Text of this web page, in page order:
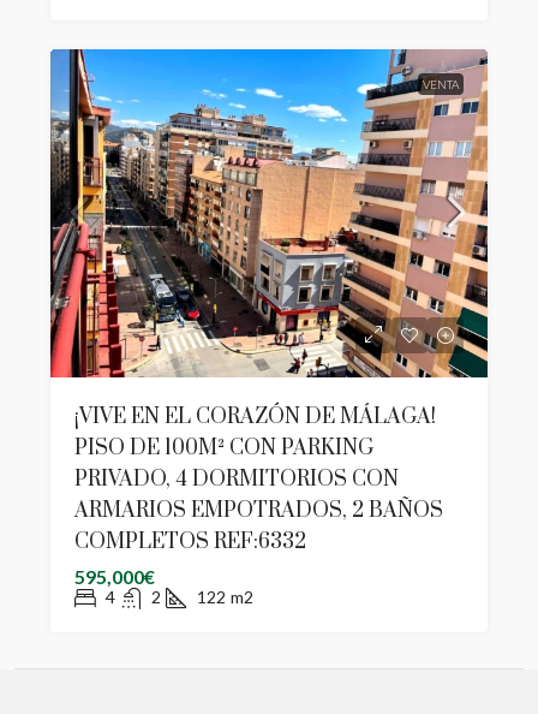
VENTA
¡VIVE EN EL CORAZÓN DE MÁLAGA!
PISO DE 100M² CON PARKING
PRIVADO, 4 DORMITORIOS CON
ARMARIOS EMPOTRADOS, 2 BAÑOS
COMPLETOS REF:6332
595,000€
4 2 122 m2